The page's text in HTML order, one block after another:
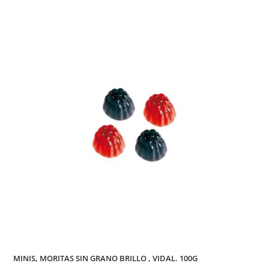
MINIS, MORITAS SIN GRANO BRILLO , VIDAL. 100G